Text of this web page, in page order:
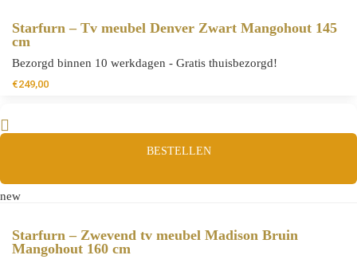
Starfurn – Tv meubel Denver Zwart Mangohout 145
cm
Bezorgd binnen 10 werkdagen - Gratis thuisbezorgd!
€249,00
BESTELLEN
new
Starfurn – Zwevend tv meubel Madison Bruin
Mangohout 160 cm